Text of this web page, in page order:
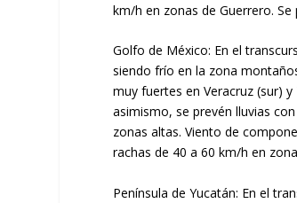
km/h en zonas de Guerrero.
Golfo de México: En el
siendo frío en la zona
muy fuertes en Veracruz (sur)
asimismo, se prevén lluvias
zonas altas. Viento de
rachas de 40 a 60 km/h en
Península de Yucatán: En el